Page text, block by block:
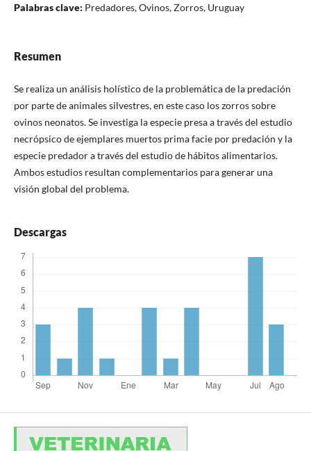
Palabras clave: Predadores, Ovinos, Zorros, Uruguay
Resumen
Se realiza un análisis holístico de la problemática de la predación
por parte de animales silvestres, en este caso los zorros sobre
ovinos neonatos. Se investiga la especie presa a través del estudio
necrópsico de ejemplares muertos prima facie por predación y la
especie predador a través del estudio de hábitos alimentarios.
Ambos estudios resultan complementarios para generar una
visión global del problema.
Descargas